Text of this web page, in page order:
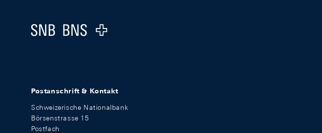
Logo
Postanschrift & Kontakt
Schweizerische Nationalbank
Börsenstrasse 15
Postfach